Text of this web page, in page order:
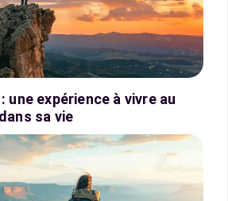
une expérience à vivre au
sa vie